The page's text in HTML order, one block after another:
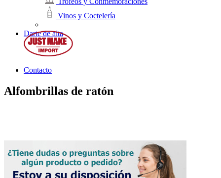
Vinos y Coctelería
Darte de alta
Contacto
Alfombrillas de ratón